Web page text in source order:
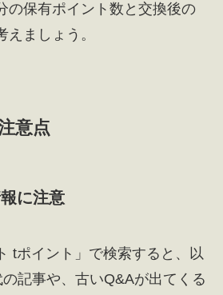
の保有ポイント数と交換後の
ましょう。
意点
に注意
tポイント」で検索すると、以
記事や、古いQ&Aが出てくる